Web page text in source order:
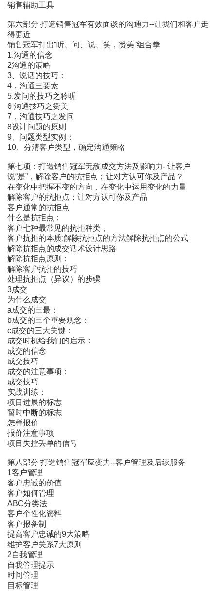
销售辅助工具
第六部分 打造销售冠军有效面谈的沟通力--让我们和客户走
得更近
销售冠军打出“听、问、说、笑，赞美”组合拳
1.沟通的信念
2沟通的策略
3、说话的技巧：
4．沟通三要素
5.发问的技巧之聆听
6 沟通技巧之赞美
7．沟通技巧之发问
8设计问题的原则
9、问题类型实例：
10、分清客户类型，确定沟通策略
第七项：打造销售冠军无敌成交方法及影响力- 让客户
说“是”，解除客户的抗拒点；让对方认可你及产品？
在变化中把握不变的方向，在变化中运用变化的力量
解除客户的抗拒点；让对方认可你及产品
客户通常的抗拒点
什么是抗拒点：
客户七种最常见的抗拒种类，
客户抗拒的本质:解除抗拒点的方法解除抗拒点的公式
解除抗拒点的成交话术设计思路
解除抗拒点原则：
解除客户抗拒的技巧
处理抗拒点（异议）的步骤
3成交
为什么成交
a成交的三最：
b成交的三个重要观念：
c成交的三大关键：
成交时机给我们的启示：
成交的信念
成交技巧
成交的注意事项：
成交技巧
实战训练：
项目进展的标志
暂时中断的标志
怎样报价
报价注意事项
项目失控丢单的信号
第八部分 打造销售冠军应变力--客户管理及后续服务
1客户管理
客户忠诚的价值
客户如何管理
ABC分类法
客户个性化资料
客户报备制
提高客户忠诚的9大策略
维护客户关系7大原则
2自我管理
自我管理提示
时间管理
目标管理